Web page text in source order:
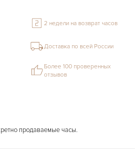
продаваемые часы.
2 недели на возврат часов
Доставка по всей России
Более 100 проверенных
отзывов